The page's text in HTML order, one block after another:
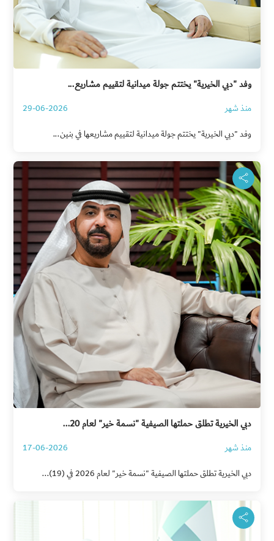
وفد "دبي الخيرية" يختتم جولة ميدانية لتقييم مشاريع...
منذ شهر
29-06-2026
وفد "دبي الخيرية" يختتم جولة ميدانية لتقييم مشاريعها في بنين...
دبي الخيرية تطلق حملتها الصيفية "نسمة خير" لعام 20...
منذ شهر
17-06-2026
دبي الخيرية تطلق حملتها الصيفية "نسمة خير" لعام 2026 في (19)...